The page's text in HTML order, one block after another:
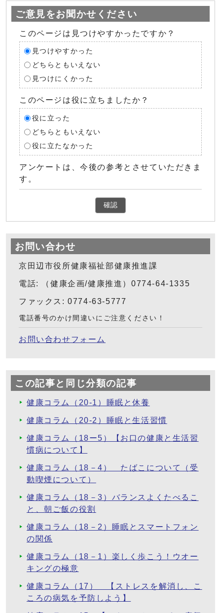
ご意見をお聞かせください
このページは見つけやすかったですか？
見つけやすかった
どちらともいえない
見つけにくかった
このページは役に立ちましたか？
役に立った
どちらともいえない
役に立たなかった
アンケートは、今後の参考とさせていただきま
す。
確認
お問い合わせ
京田辺市役所健康福祉部健康推進課
電話: （健康企画/健康推進）0774-64-1335
ファックス: 0774-63-5777
電話番号のかけ間違いにご注意ください！
お問い合わせフォーム
この記事と同じ分類の記事
健康コラム（20-1）睡眠と休養
健康コラム（20-2）睡眠と生活習慣
健康コラム（18ー5）【お口の健康と生活習
慣病について】
健康コラム（18－4） たばこについて（受
動喫煙について）
健康コラム（18－3）バランスよくたべるこ
と、朝ご飯の役割
健康コラム（18－2）睡眠とスマートフォン
の関係
健康コラム（18－1）楽しく歩こう！ウオー
キングの極意
健康コラム（17） 【ストレスを解消し、こ
ころの病気を予防しよう】